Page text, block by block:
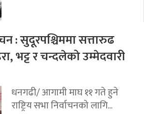
: सुदूरपश्चिममा सत्तारुढ
भट्ट र चन्दलेको उम्मेदवारी
धनगढी/ आगामी माघ ११ गते हुने
राष्ट्रिय सभा निर्वाचनको लागि...